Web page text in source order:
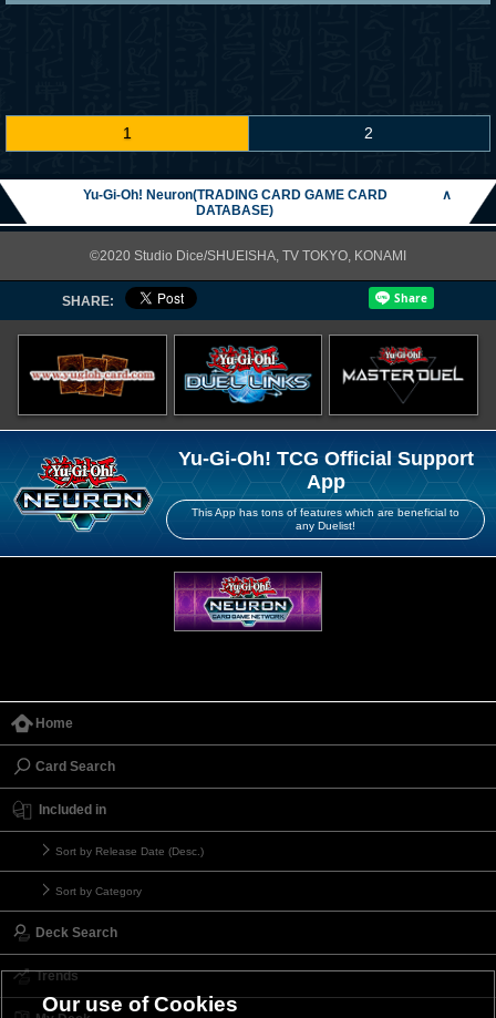
1 2
Yu-Gi-Oh! Neuron(TRADING CARD GAME CARD
DATABASE)
∧
©2020 Studio Dice/SHUEISHA, TV TOKYO, KONAMI
SHARE:
Yu-Gi-Oh! TCG Official Support
App
This App has tons of features which are beneficial to
any Duelist!
Home
Card Search
Included in
Sort by Release Date (Desc.)
Sort by Category
Deck Search
Trends
Our use of Cookies